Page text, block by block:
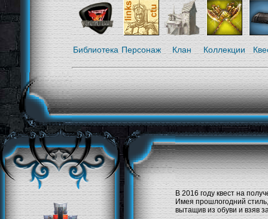
Библиотека Персонаж Клан Коллекции
В 2016 году квест на
Имея прошлогодний
вытащив из обуви и взяв